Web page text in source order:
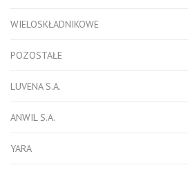
WIELOSKŁADNIKOWE
POZOSTAŁE
LUVENA S.A.
ANWIL S.A.
YARA